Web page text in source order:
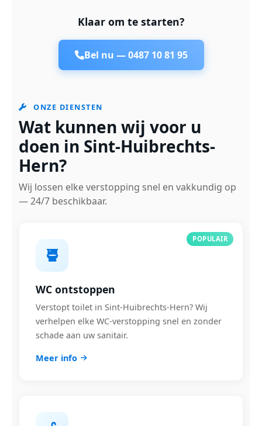
Klaar om te starten?
Bel nu —0487 10 81 95
ONZE DIENSTEN
Wat kunnen wij voor u
doen in Sint-Huibrechts-
Hern?
Wij lossen elke verstopping snel en vakkundig op
— 24/7 beschikbaar.
POPULAIR
WC ontstoppen
Verstopt toilet in Sint-Huibrechts-Hern? Wij
verhelpen elke WC-verstopping snel en zonder
schade aan uw sanitair.
Meer info